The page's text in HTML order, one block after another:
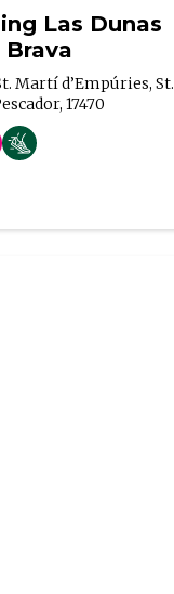
Las Dunas
Brava
Martí d’Empúries, St.
17470